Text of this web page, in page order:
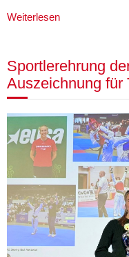
Weiterlesen
Sportlerehrung
Auszeichnung für